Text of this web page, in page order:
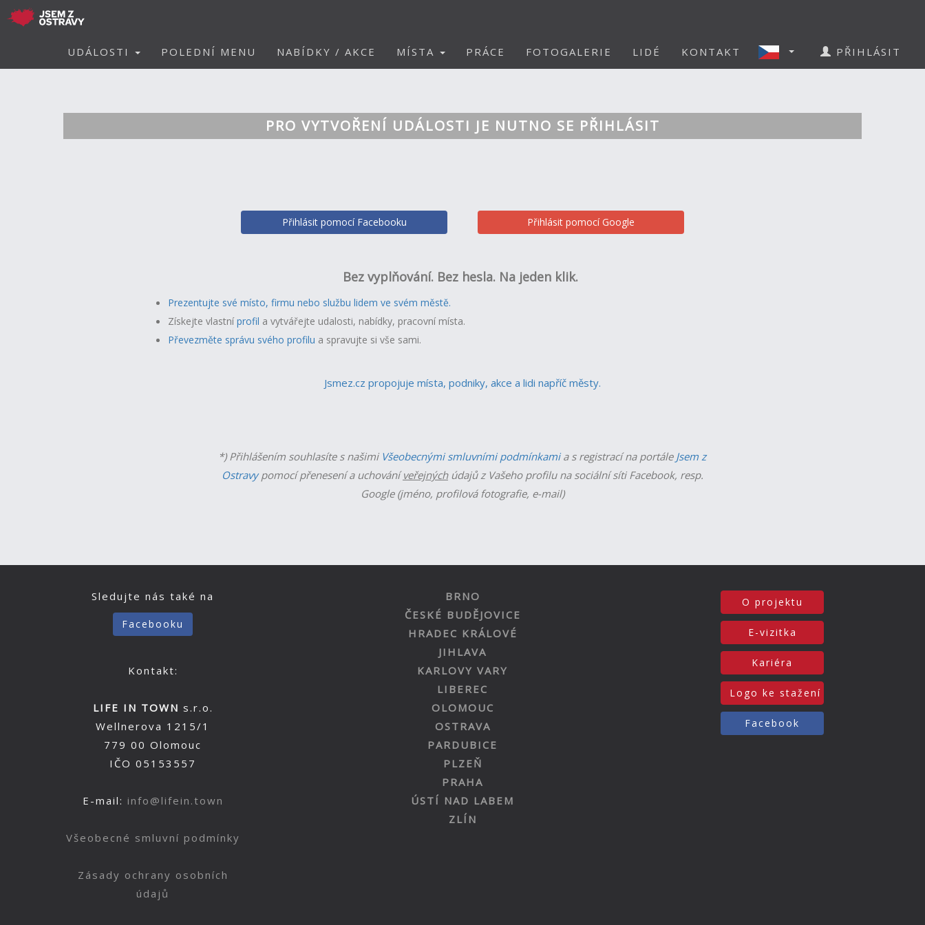
UDÁLOSTI POLEDNÍ MENU NABÍDKY / AKCE MÍSTA PRÁCE FOTOGALERIE LIDÉ KONTAKT PŘIHLÁSIT
PRO VYTVOŘENÍ UDÁLOSTI JE NUTNO SE PŘIHLÁSIT
Přihlásit pomocí Facebooku Přihlásit pomocí Google
Bez vyplňování. Bez hesla. Na jeden klik.
Prezentujte své místo, firmu nebo službu lidem ve svém městě.
Získejte vlastní profil a vytvářejte udalosti, nabídky, pracovní místa.
Převezměte správu svého profilu a spravujte si vše sami.
Jsmez.cz propojuje místa, podniky, akce a lidi napříč městy.
*) Přihlášením souhlasíte s našimi Všeobecnými smluvními podmínkamia s registrací na portále Jsem z
Ostravypomocí přenesení a uchováníveřejnýchúdajů z Vašeho profilu na sociální síti Facebook, resp.
Google (jméno, profilová fotografie, e-mail)
Sledujte nás také na
Facebooku
Kontakt:
LIFE IN TOWN s.r.o.
Wellnerova 1215/1
779 00 Olomouc
IČO 05153557
E-mail: info@lifein.town
Všeobecné smluvní podmínky
Zásady ochrany osobních
údajů
BRNO
ČESKÉ BUDĚJOVICE
HRADEC KRÁLOVÉ
JIHLAVA
KARLOVY VARY
LIBEREC
OLOMOUC
OSTRAVA
PARDUBICE
PLZEŇ
PRAHA
ÚSTÍ NAD LABEM
ZLÍN
O projektu
E-vizitka
Kariéra
Logo ke stažení
Facebook